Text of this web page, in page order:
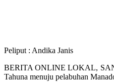
Peliput : Andika Janis
BERITA ONLINE LOKAL,
Tahuna menuju pelabuhan